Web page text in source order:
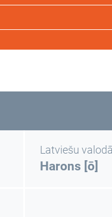
Latviešu valodā
Harons [ō]